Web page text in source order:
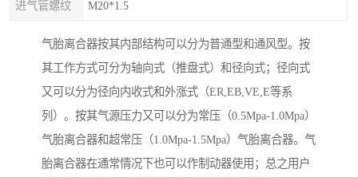
进气管螺纹 M20*1.5
气胎离合器按其内部结构可以分为普通型和通风型。按
其工作方式可分为轴向式（推盘式）和径向式；径向式
又可以分为径向内收式和外涨式（ER,EB,VE,E等系
列）。按其气源压力又可以分为常压（0.5Mpa-1.0Mpa）
气胎离合器和超常压（1.0Mpa-1.5Mpa）气胎离合器。气
胎离合器在通常情况下也可以作制动器使用；总之用户